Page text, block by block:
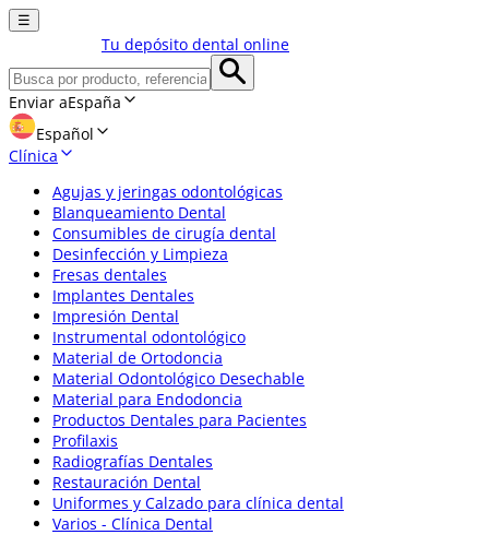
☰
Tu depósito dental online
Enviar aEspaña
Español
Clínica
Agujas y jeringas odontológicas
Blanqueamiento Dental
Consumibles de cirugía dental
Desinfección y Limpieza
Fresas dentales
Implantes Dentales
Impresión Dental
Instrumental odontológico
Material de Ortodoncia
Material Odontológico Desechable
Material para Endodoncia
Productos Dentales para Pacientes
Profilaxis
Radiografías Dentales
Restauración Dental
Uniformes y Calzado para clínica dental
Varios - Clínica Dental